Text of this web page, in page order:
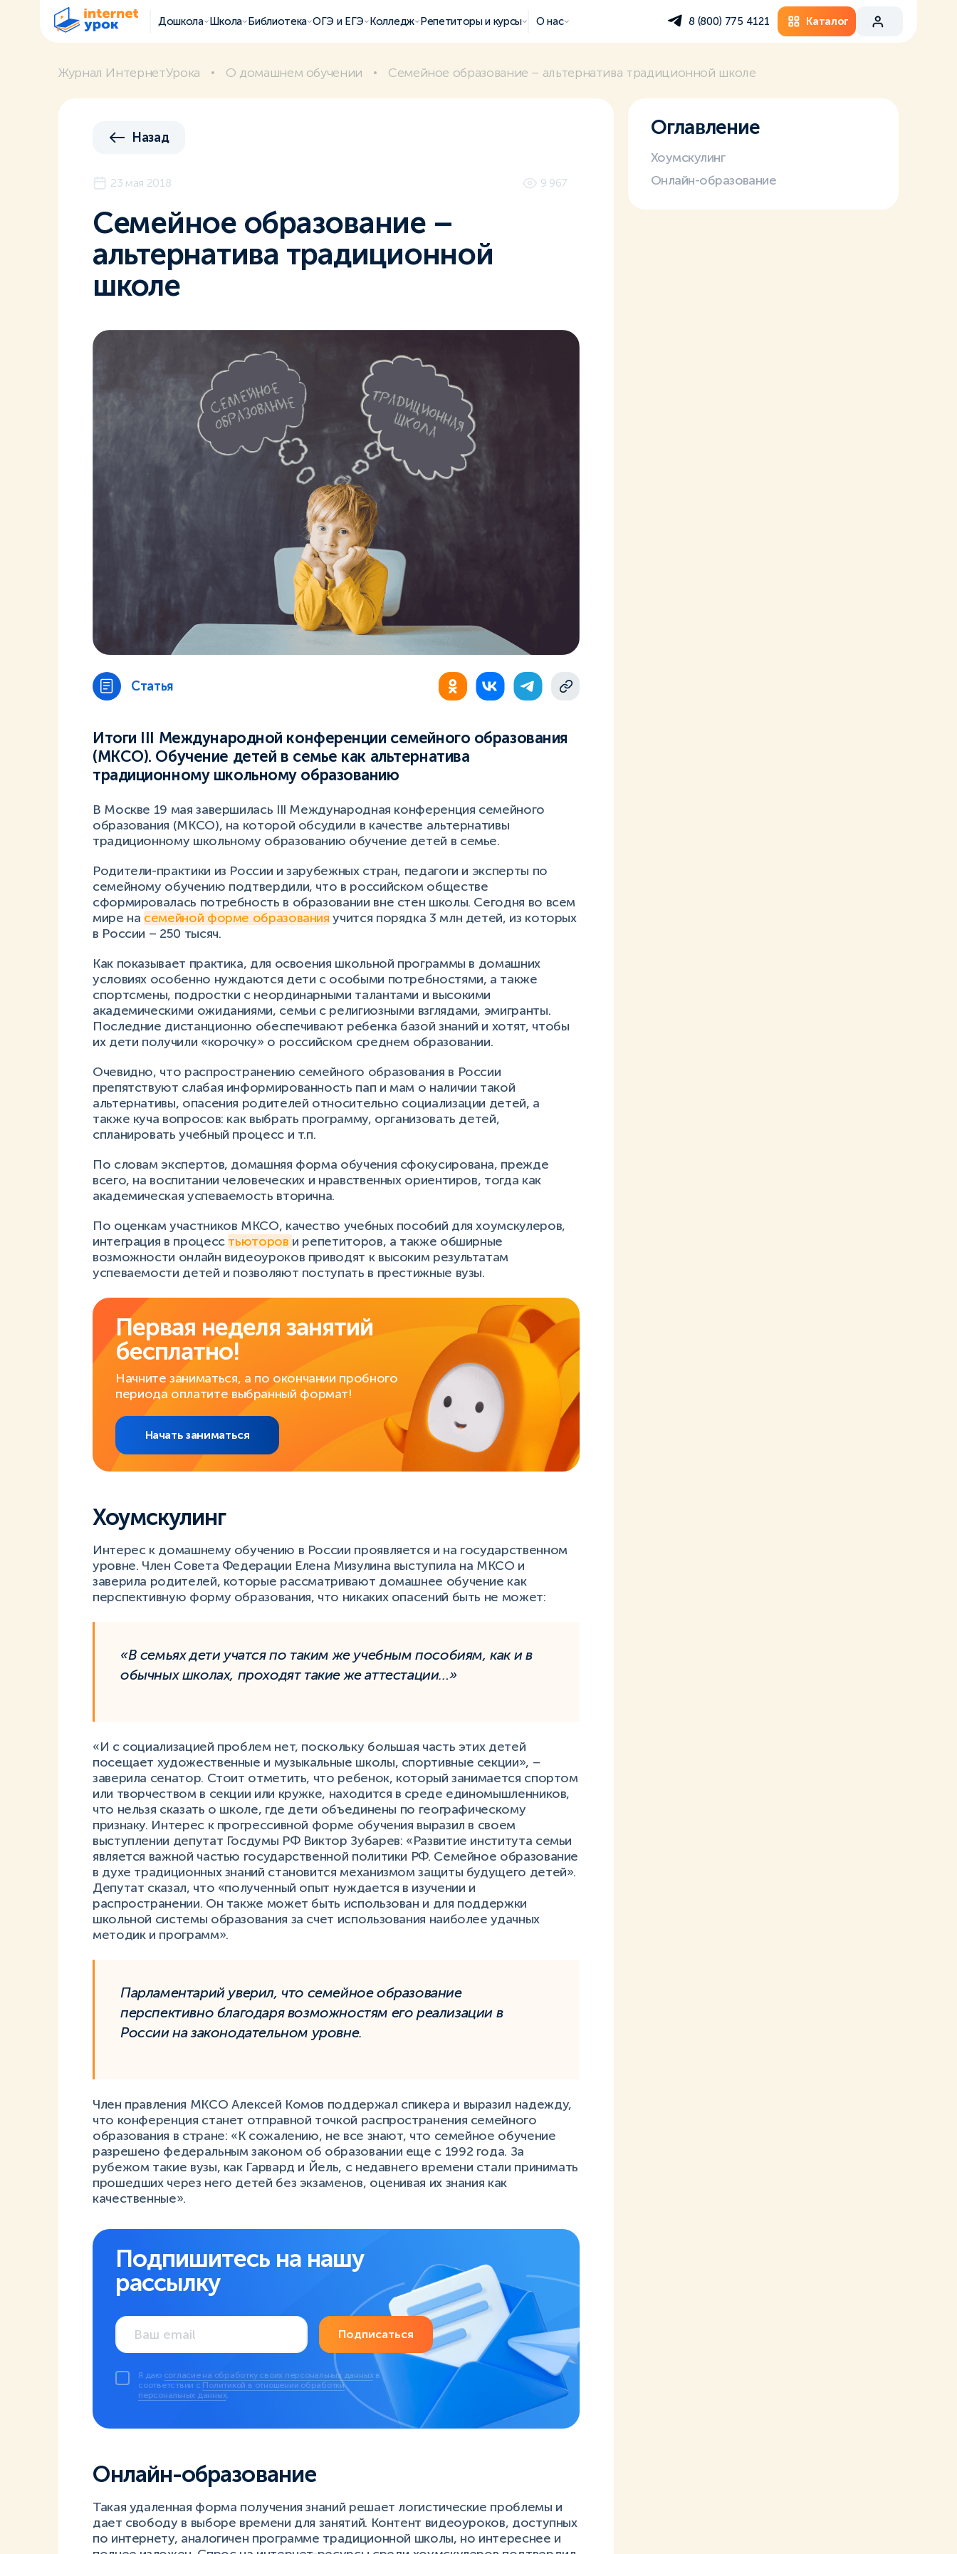
Дошкола Школа Библиотека ОГЭ и ЕГЭ Колледж Репетиторы и курсы О нас 8 (800) 775 4121 Каталог
Журнал ИнтернетУрока О домашнем обучении Cемейное образование – альтернатива традиционной школе
Назад
23 мая 2018 9 967
Cемейное образование –
альтернатива традиционной
школе
Статья
Итоги III Международной конференции семейного образования
(МКСО). Обучение детей в семье как альтернатива
традиционному школьному образованию
В Москве 19 мая завершилась III Международная конференция семейного
образования (МКСО), на которой обсудили в качестве альтернативы
традиционному школьному образованию обучение детей в семье.
Родители-практики из России и зарубежных стран, педагоги и эксперты по
семейному обучению подтвердили, что в российском обществе
сформировалась потребность в образовании вне стен школы. Сегодня во всем
мире на семейной форме образования учится порядка 3 млн детей, из которых
в России – 250 тысяч.
Как показывает практика, для освоения школьной программы в домашних
условиях особенно нуждаются дети с особыми потребностями, а также
спортсмены, подростки с неординарными талантами и высокими
академическими ожиданиями, семьи с религиозными взглядами, эмигранты.
Последние дистанционно обеспечивают ребенка базой знаний и хотят, чтобы
их дети получили «корочку» о российском среднем образовании.
Очевидно, что распространению семейного образования в России
препятствуют слабая информированность пап и мам о наличии такой
альтернативы, опасения родителей относительно социализации детей, а
также куча вопросов: как выбрать программу, организовать детей,
спланировать учебный процесс и т.п.
По словам экспертов, домашняя форма обучения сфокусирована, прежде
всего, на воспитании человеческих и нравственных ориентиров, тогда как
академическая успеваемость вторична.
По оценкам участников МКСО, качество учебных пособий для хоумскулеров,
интеграция в процесс тьюторов и репетиторов, а также обширные
возможности онлайн видеоуроков приводят к высоким результатам
успеваемости детей и позволяют поступать в престижные вузы.
Первая неделя занятий
бесплатно!
Начните заниматься, а по окончании пробного
периода оплатите выбранный формат!
Начать заниматься
Хоумскулинг
Интерес к домашнему обучению в России проявляется и на государственном
уровне. Член Совета Федерации Елена Мизулина выступила на МКСО и
заверила родителей, которые рассматривают домашнее обучение как
перспективную форму образования, что никаких опасений быть не может:
«В семьях дети учатся по таким же учебным пособиям, как и в
обычных школах, проходят такие же аттестации…»
«И с социализацией проблем нет, поскольку большая часть этих детей
посещает художественные и музыкальные школы, спортивные секции», –
заверила сенатор. Стоит отметить, что ребенок, который занимается спортом
или творчеством в секции или кружке, находится в среде единомышленников,
что нельзя сказать о школе, где дети объединены по географическому
признаку. Интерес к прогрессивной форме обучения выразил в своем
выступлении депутат Госдумы РФ Виктор Зубарев: «Развитие института семьи
является важной частью государственной политики РФ. Семейное образование
в духе традиционных знаний становится механизмом защиты будущего детей».
Депутат сказал, что «полученный опыт нуждается в изучении и
распространении. Он также может быть использован и для поддержки
школьной системы образования за счет использования наиболее удачных
методик и программ».
Парламентарий уверил, что семейное образование
перспективно благодаря возможностям его реализации в
России на законодательном уровне.
Член правления МКСО Алексей Комов поддержал спикера и выразил надежду,
что конференция станет отправной точкой распространения семейного
образования в стране: «К сожалению, не все знают, что семейное обучение
разрешено федеральным законом об образовании еще с 1992 года. За
рубежом такие вузы, как Гарвард и Йель, с недавнего времени стали принимать
прошедших через него детей без экзаменов, оценивая их знания как
качественные».
Подпишитесь на нашу
рассылку
Подписаться
Я даю согласие на обработку своих персональных данных
соответствии с Политикой в отношении обработки
персональных данных.
Онлайн-образование
Такая удаленная форма получения знаний решает логистические проблемы и
дает свободу в выборе времени для занятий. Контент видеоуроков, доступных
по интернету, аналогичен программе традиционной школы, но интереснее и
Оглавление
Хоумскулинг
Онлайн-образование